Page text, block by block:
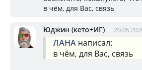
в чём, для Вас, связь
Юджин (кето+ИГ)
ЛАНА написал:
в чём, для Вас, связь